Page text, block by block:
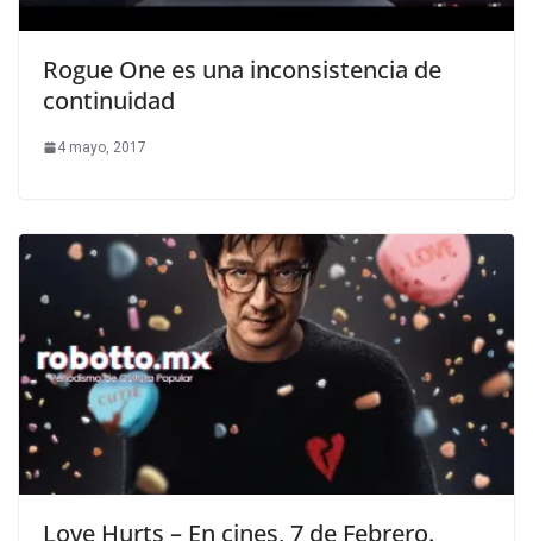
Rogue One es una inconsistencia de
continuidad
4 mayo, 2017
Love Hurts – En cines, 7 de Febrero.